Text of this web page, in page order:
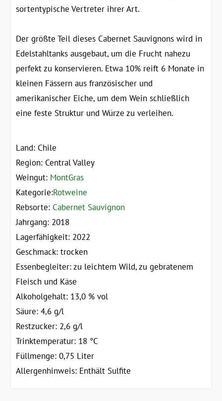
sortentypische Vertreter ihrer Art.
Der größte Teil dieses Cabernet Sauvignons wird in
Edelstahltanks ausgebaut, um die Frucht nahezu
perfekt zu konservieren. Etwa 10% reift 6 Monate in
kleinen Fässern aus französischer und
amerikanischer Eiche, um dem Wein schließlich
eine feste Struktur und Würze zu verleihen.
Land: Chile
Region: Central Valley
Weingut: MontGras
Kategorie:Rotweine
Rebsorte: Cabernet Sauvignon
Jahrgang: 2018
Lagerfähigkeit: 2022
Geschmack: trocken
Essenbegleiter: zu leichtem Wild, zu gebratenem
Fleisch und Käse
Alkoholgehalt: 13,0 % vol
Säure: 4,6 g/l
Restzucker: 2,6 g/l
Trinktemperatur: 18 °C
Füllmenge: 0,75 Liter
Allergenhinweis: Enthält Sulfite